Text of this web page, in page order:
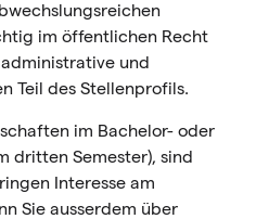
im öffentlichen Recht
und
Teil des Stellenprofils.
im Bachelor- oder
dritten Semester), sind
Interesse am
Sie ausserdem über